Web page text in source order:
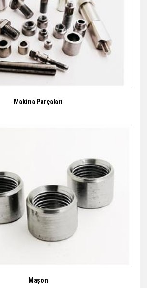
Makina Parçaları
Maşon